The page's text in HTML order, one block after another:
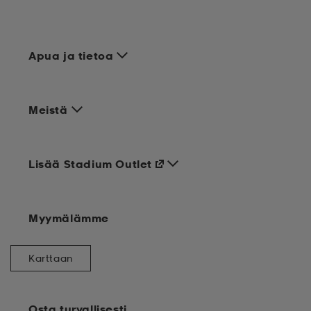
Apua ja tietoa
Meistä
Lisää Stadium Outlet
Myymälämme
Karttaan